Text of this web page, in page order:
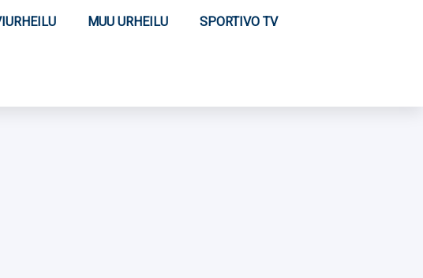
MUU URHEILU SPORTIVO TV